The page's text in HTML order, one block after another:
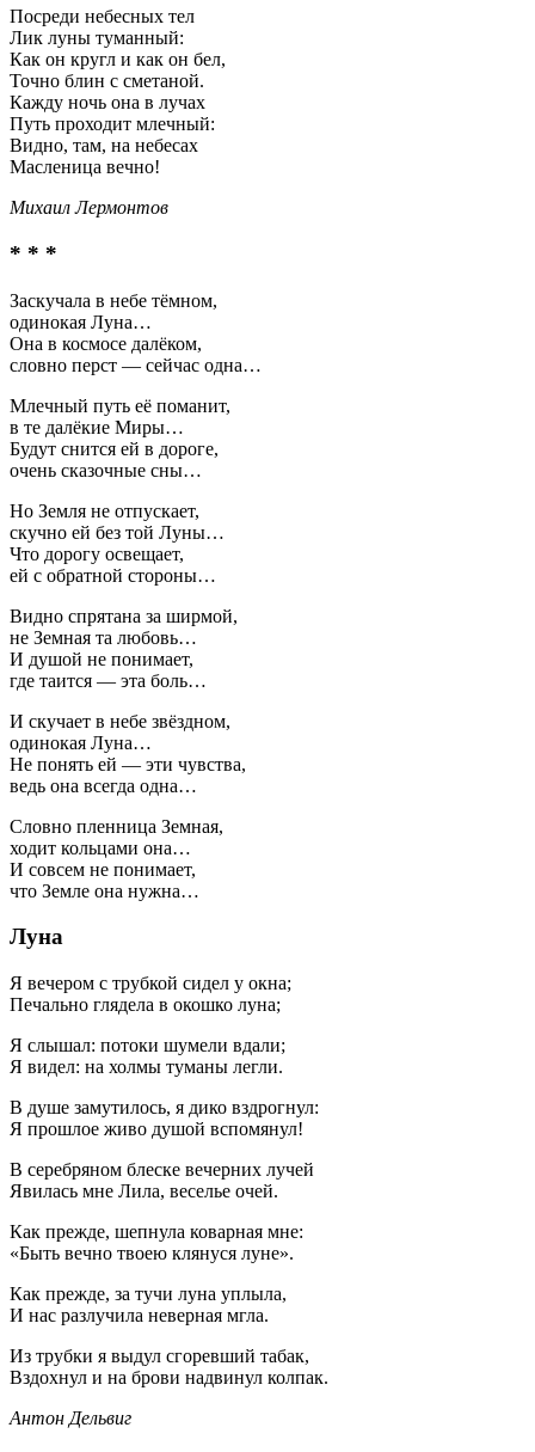
Посреди небесных тел
Лик луны туманный:
Как он кругл и как он бел,
Точно блин с сметаной.
Кажду ночь она в лучах
Путь проходит млечный:
Видно, там, на небесах
Масленица вечно!
Михаил Лермонтов
* * *
Заскучала в небе тёмном,
одинокая Луна…
Она в космосе далёком,
словно перст — сейчас одна…
Млечный путь её поманит,
в те далёкие Миры…
Будут снится ей в дороге,
очень сказочные сны…
Но Земля не отпускает,
скучно ей без той Луны…
Что дорогу освещает,
ей с обратной стороны…
Видно спрятана за ширмой,
не Земная та любовь…
И душой не понимает,
где таится — эта боль…
И скучает в небе звёздном,
одинокая Луна…
Не понять ей — эти чувства,
ведь она всегда одна…
Словно пленница Земная,
ходит кольцами она…
И совсем не понимает,
что Земле она нужна…
Луна
Я вечером с трубкой сидел у окна;
Печально глядела в окошко луна;
Я слышал: потоки шумели вдали;
Я видел: на холмы туманы легли.
В душе замутилось, я дико вздрогнул:
Я прошлое живо душой вспомянул!
В серебряном блеске вечерних лучей
Явилась мне Лила, веселье очей.
Как прежде, шепнула коварная мне:
«Быть вечно твоею клянуся луне».
Как прежде, за тучи луна уплыла,
И нас разлучила неверная мгла.
Из трубки я выдул сгоревший табак,
Вздохнул и на брови надвинул колпак.
Антон Дельвиг